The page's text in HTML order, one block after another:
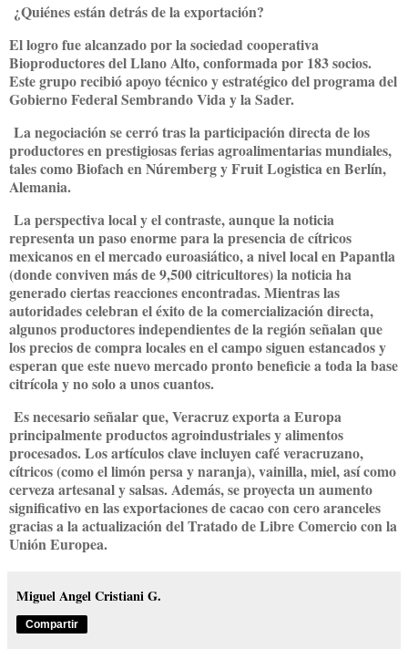
¿Quiénes están detrás de la exportación?
El logro fue alcanzado por la sociedad cooperativa
Bioproductores del Llano Alto, conformada por 183 socios.
Este grupo recibió apoyo técnico y estratégico del programa del
Gobierno Federal Sembrando Vida y la Sader.
La negociación se cerró tras la participación directa de los
productores en prestigiosas ferias agroalimentarias mundiales,
tales como Biofach en Núremberg y Fruit Logistica en Berlín,
Alemania.
La perspectiva local y el contraste, aunque la noticia
representa un paso enorme para la presencia de cítricos
mexicanos en el mercado euroasiático, a nivel local en Papantla
(donde conviven más de 9,500 citricultores) la noticia ha
generado ciertas reacciones encontradas. Mientras las
autoridades celebran el éxito de la comercialización directa,
algunos productores independientes de la región señalan que
los precios de compra locales en el campo siguen estancados y
esperan que este nuevo mercado pronto beneficie a toda la base
citrícola y no solo a unos cuantos.
Es necesario señalar que, Veracruz exporta a Europa
principalmente productos agroindustriales y alimentos
procesados. Los artículos clave incluyen café veracruzano,
cítricos (como el limón persa y naranja), vainilla, miel, así como
cerveza artesanal y salsas. Además, se proyecta un aumento
significativo en las exportaciones de cacao con cero aranceles
gracias a la actualización del Tratado de Libre Comercio con la
Unión Europea.
Miguel Angel Cristiani G.
Compartir